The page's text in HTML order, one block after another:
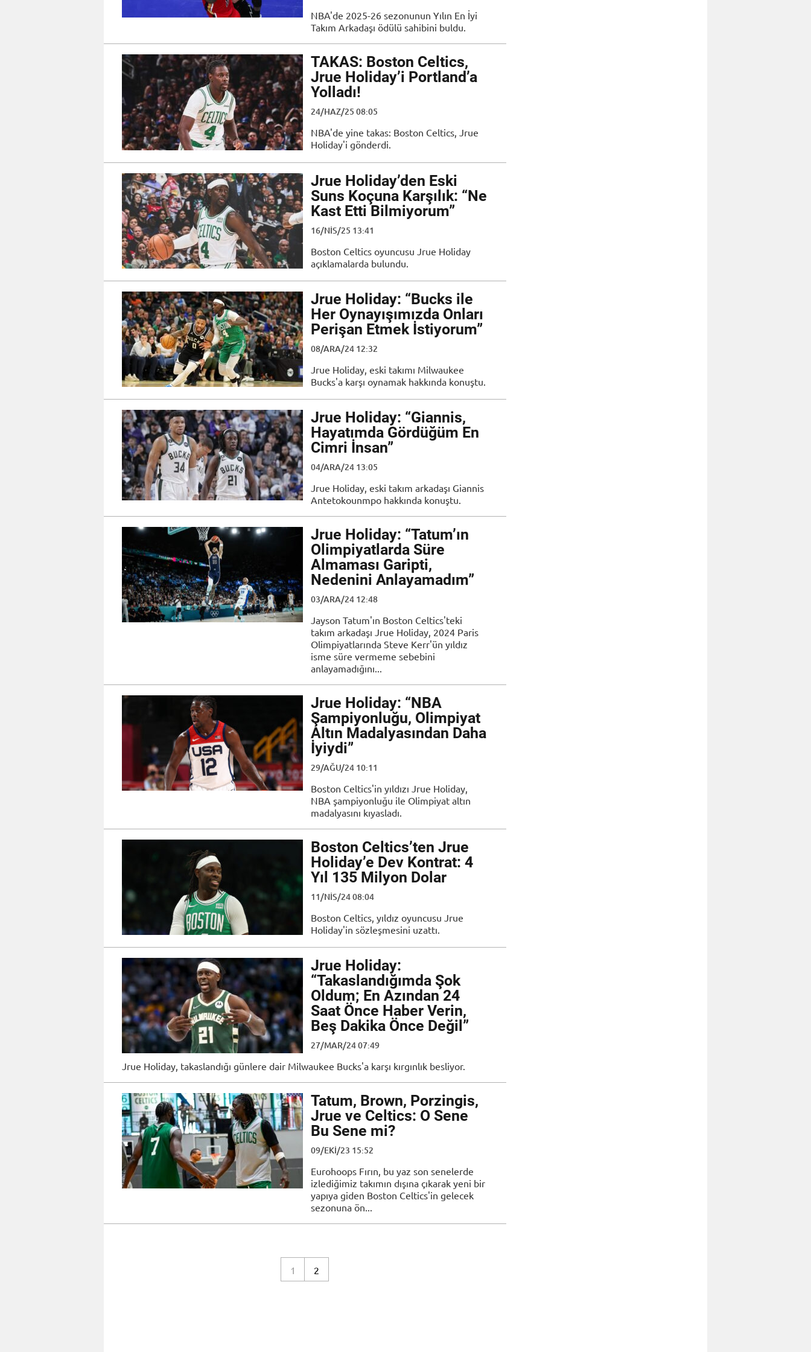
NBA'de 2025-26 sezonunun Yılın En İyi
Takım Arkadaşı ödülü sahibini buldu.
TAKAS: Boston Celtics,
Jrue Holiday’i Portland’a
Yolladı!
24/HAZ/25 08:05
NBA'de yine takas: Boston Celtics, Jrue
Holiday'i gönderdi.
Jrue Holiday’den Eski
Suns Koçuna Karşılık: “Ne
Kast Etti Bilmiyorum”
16/NIS/25 13:41
Boston Celtics oyuncusu Jrue Holiday
açıklamalarda bulundu.
Jrue Holiday: “Bucks ile
Her Oynayışımızda Onları
Perişan Etmek İstiyorum”
08/ARA/24 12:32
Jrue Holiday, eski takımı Milwaukee
Bucks'a karşı oynamak hakkında konuştu.
Jrue Holiday: “Giannis,
Hayatımda Gördüğüm En
Cimri İnsan”
04/ARA/24 13:05
Jrue Holiday, eski takım arkadaşı Giannis
Antetokounmpo hakkında konuştu.
Jrue Holiday: “Tatum’ın
Olimpiyatlarda Süre
Almaması Garipti,
Nedenini Anlayamadım”
03/ARA/24 12:48
Jayson Tatum'ın Boston Celtics'teki
takım arkadaşı Jrue Holiday, 2024 Paris
Olimpiyatlarında Steve Kerr'ün yıldız
isme süre vermeme sebebini
anlayamadığını...
Jrue Holiday: “NBA
Şampiyonluğu, Olimpiyat
Altın Madalyasından Daha
İyiydi”
29/AĞU/24 10:11
Boston Celtics'in yıldızı Jrue Holiday,
NBA şampiyonluğu ile Olimpiyat altın
madalyasını kıyasladı.
Boston Celtics’ten Jrue
Holiday’e Dev Kontrat: 4
Yıl 135 Milyon Dolar
11/NIS/24 08:04
Boston Celtics, yıldız oyuncusu Jrue
Holiday'in sözleşmesini uzattı.
Jrue Holiday:
“Takaslandığımda Şok
Oldum; En Azından 24
Saat Önce Haber Verin,
Beş Dakika Önce Değil”
27/MAR/24 07:49
Jrue Holiday, takaslandığı günlere dair Milwaukee Bucks'a karşı kırgınlık besliyor.
Tatum, Brown, Porzingis,
Jrue ve Celtics: O Sene
Bu Sene mi?
09/EKI/23 15:52
Eurohoops Fırın, bu yaz son senelerde
izlediğimiz takımın dışına çıkarak yeni bir
yapıya giden Boston Celtics'in gelecek
sezonuna ön...
1 2